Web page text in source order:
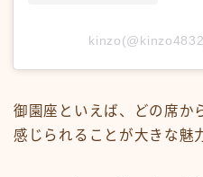
御園座といえば、どの席か
感じられることが大きな魅